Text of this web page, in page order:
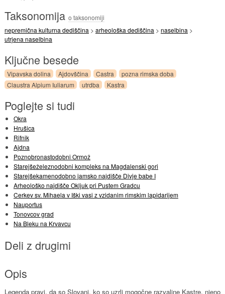
Taksonomija o taksonomiji
nepremična kulturna dediščina > arheološka dediščina > naselbina >
utrjena naselbina
Ključne besede
Vipavska dolina Ajdovščina Castra
pozna rimska doba
Claustra Alpium Iuliarum
utrdba Kastra
Poglejte si tudi
Okra
Hrušica
Rifnik
Ajdna
Poznobronastodobni Ormož
Starejšeželeznodobni kompleks na Magdalenski gori
Starejšekamenodobno jamsko najdišče Divje babe I
Arheološko najdišče Okljuk pri Pustem Gradcu
Cerkev sv. Mihaela v Iški vasi z vzidanim rimskim lapidarijem
Nauportus
Tonovcov grad
Na Bleku na Krvavcu
Deli z drugimi
Opis
Legenda pravi, da so Slovani, ko so uzrli mogočne razvaline Kastre, njeno